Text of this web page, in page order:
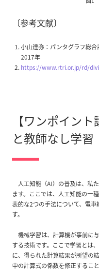
〔参考文献〕
小山達弥：パンタグラフ総合
2017年
https://www.rtri.or.jp/rd/
【ワンポイン
と教師なし学習
人工知能（AI）の普及は、私
ます。ここでは、人工知能の一
表的な2つの手法について、電
す。
機械学習は、計算機が事前に
する技術です。ここで学習とは
に、得られた計算結果が所望の
中の計算式の係数を修正するこ